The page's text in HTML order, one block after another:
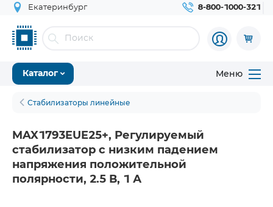
Екатеринбург 8-800-1000-321
Каталог Меню
Стабилизаторы линейные
MAX1793EUE25+, Регулируемый
стабилизатор с низким падением
напряжения положительной
полярности, 2.5 В, 1 А